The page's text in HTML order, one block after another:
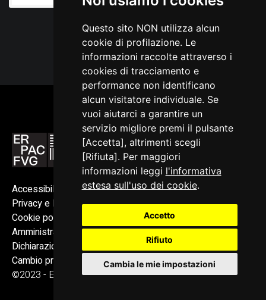
Questo sito NON utilizza alcun
cookie di profilazione. Le
informazioni raccolte attraverso i
cookies di tracciamento e
performance non identificano
alcun visitatore individuale. Se
vuoi aiutarci a garantire un
servizio migliore premi il pulsante
[Accetta], altrimenti scegli
[Rifiuta]. Per maggiori
informazioni leggi l'informativa
estesa sull'uso dei cookie.
Accetto
Rifiuto
Cambia le mie impostazioni
Accessibilità
Privacy e Note legali
Cookie policy
Amministrazione trasparente
Dichiarazione di accessibilità
Cambio preferenze cookie
©2023 - ERPAC FVG